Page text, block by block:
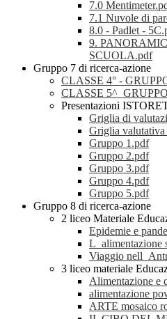
7.0
7.1 Nuvole di
8.0 - Padlet -
9.
SCUOLA.pdf
Gruppo 7 di ricerca-azione
CLASSE 4° -
CLASSE
Presentazioni
Griglia di
Griglia valutativa
Gruppo 1.pdf
Gruppo 2.pdf
Gruppo 3.pdf
Gruppo 4.pdf
Gruppo 5.pdf
Gruppo 8 di ricerca-azione
2 liceo Materiale
Epidemie e
L_alimentazione
Viaggio
3 liceo materiale
Alimentazione e
alimentazione
ARTE mosaico